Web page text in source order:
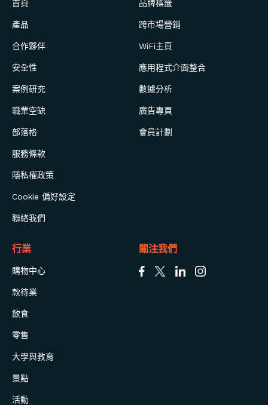
首頁
產品
合作夥伴
安全性
案例研究
職業空缺
部落格
服務條款
隱私權政策
Cookie 偏好設定
聯絡我們
品牌標籤
跨市場營銷
WiFi主頁
應用程式介面整合
數據分析
廣告專頁
會員計劃
行業
購物中心
款待業
飲食
零售
大學與教育
景點
活動
關注我們